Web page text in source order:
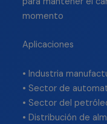
momento
Aplicaciones
• Industria
• Sector de
• Sector del
• Distribución de